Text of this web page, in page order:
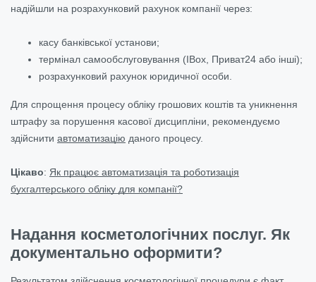
надійшли на розрахунковий рахунок компанії через:
касу банківської установи;
термінал самообслуговування (IBox, Приват24 або інші);
розрахунковий рахунок юридичної особи.
Для спрощення процесу обліку грошових коштів та уникнення
штрафу за порушення касової дисципліни, рекомендуємо
здійснити автоматизацію даного процесу.
Цікаво: Як працює автоматизація та роботизація
бухгалтерського обліку для компанії?
Надання косметологічних послуг. Як
документально оформити?